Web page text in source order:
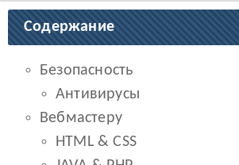
Содержание
Безопасность
Антивирусы
Вебмастеру
HTML & CSS